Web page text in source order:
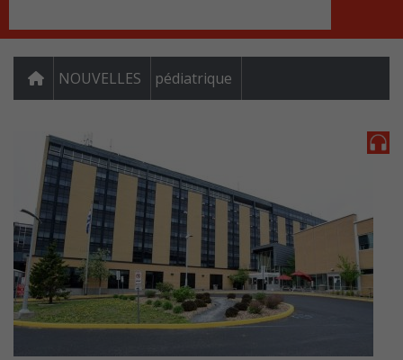
NOUVELLES pédiatrique